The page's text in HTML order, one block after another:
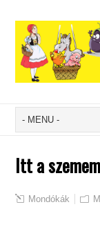
Itt a
Mondókák